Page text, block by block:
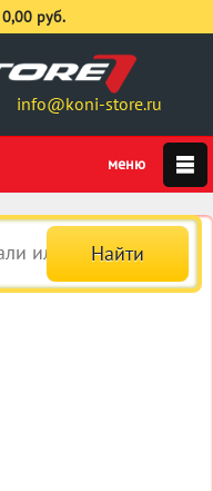
info@koni-store.ru
0,00 руб.